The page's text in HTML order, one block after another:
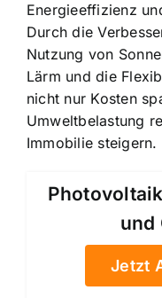
Energieeffizienz
Durch die
Nutzung von
Lärm und die
nicht nur Kosten
Umweltbelastung
Immobilie steigern.
und
Jetzt